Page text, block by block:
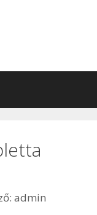
admin